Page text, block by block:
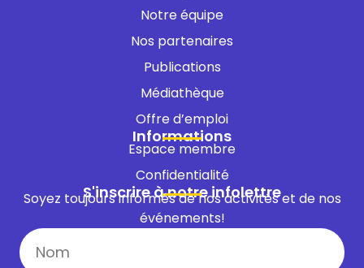
S'inscrire à notre infolettre
Soyez toujours informés de nos activités et de nos
événements!
Notre équipe
Nos partenaires
Publications
Médiathèque
Offre d’emploi
Informations
Espace membre
Confidentialité